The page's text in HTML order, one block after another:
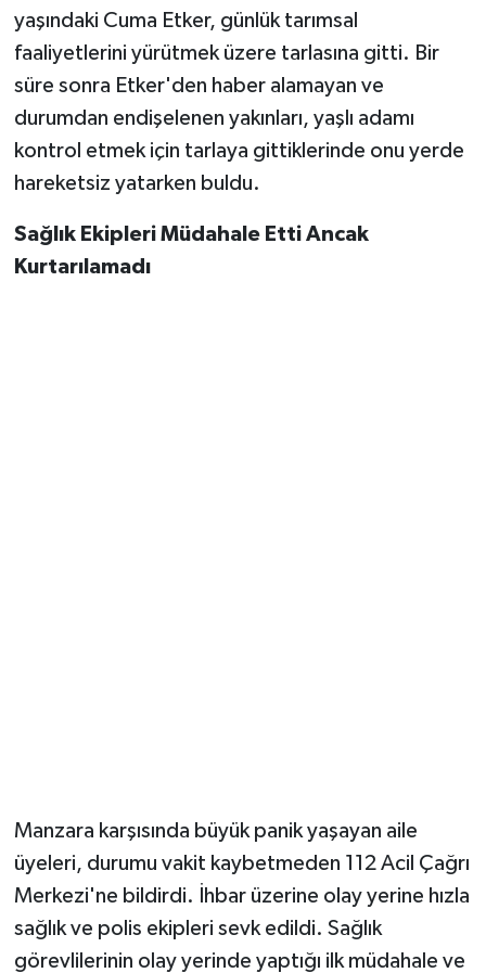
yaşındaki Cuma Etker, günlük tarımsal
faaliyetlerini yürütmek üzere tarlasına gitti. Bir
süre sonra Etker'den haber alamayan ve
durumdan endişelenen yakınları, yaşlı adamı
kontrol etmek için tarlaya gittiklerinde onu yerde
hareketsiz yatarken buldu.
Sağlık Ekipleri Müdahale Etti Ancak
Kurtarılamadı
Manzara karşısında büyük panik yaşayan aile
üyeleri, durumu vakit kaybetmeden 112 Acil Çağrı
Merkezi'ne bildirdi. İhbar üzerine olay yerine hızla
sağlık ve polis ekipleri sevk edildi. Sağlık
görevlilerinin olay yerinde yaptığı ilk müdahale ve